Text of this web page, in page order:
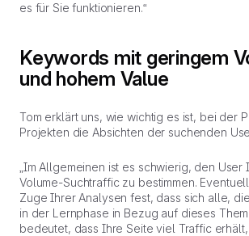
es für Sie funktionieren.“
Keywords mit geringem
und hohem Value
Tom erklärt uns, wie wichtig es ist, bei der
Projekten die Absichten der suchenden
„Im Allgemeinen ist es schwierig, den
Volume-Suchtraffic zu bestimmen.
Zuge Ihrer Analysen fest, dass sich alle,
in der Lernphase in Bezug auf dieses
bedeutet, dass Ihre Seite viel Traffic